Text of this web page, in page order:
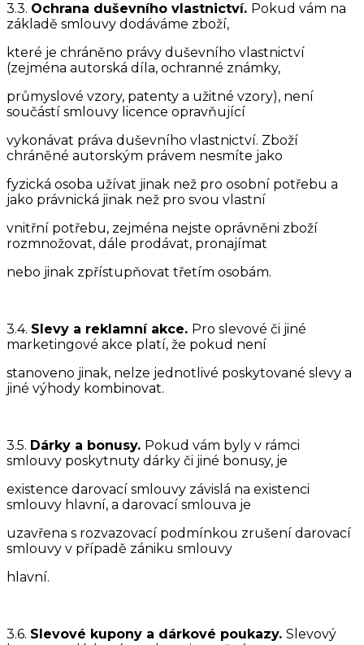
3.3. Ochrana duševního vlastnictví. Pokud vám na
základě smlouvy dodáváme zboží,
které je chráněno právy duševního vlastnictví
(zejména autorská díla, ochranné známky,
průmyslové vzory, patenty a užitné vzory), není
součástí smlouvy licence opravňující
vykonávat práva duševního vlastnictví. Zboží
chráněné autorským právem nesmíte jako
fyzická osoba užívat jinak než pro osobní potřebu a
jako právnická jinak než pro svou vlastní
vnitřní potřebu, zejména nejste oprávněni zboží
rozmnožovat, dále prodávat, pronajímat
nebo jinak zpřístupňovat třetím osobám.
3.4. Slevy a reklamní akce. Pro slevové či jiné
marketingové akce platí, že pokud není
stanoveno jinak, nelze jednotlivé poskytované slevy a
jiné výhody kombinovat.
3.5. Dárky a bonusy. Pokud vám byly v rámci
smlouvy poskytnuty dárky či jiné bonusy, je
existence darovací smlouvy závislá na existenci
smlouvy hlavní, a darovací smlouva je
uzavřena s rozvazovací podmínkou zrušení darovací
smlouvy v případě zániku smlouvy
hlavní.
3.6. Slevové kupony a dárkové poukazy. Slevový